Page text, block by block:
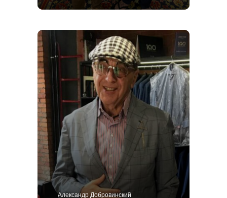
Александр Добровинский